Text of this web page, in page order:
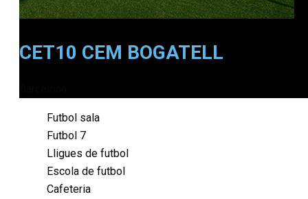
CET10 CEM BOGATELL
Futbol sala
Futbol 7
Lligues de futbol
Escola de futbol
Cafeteria